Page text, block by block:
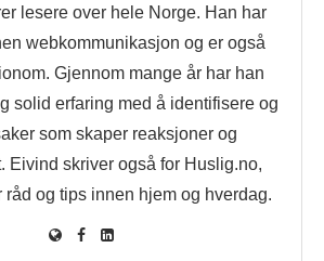
lesere over hele Norge. Han har
webkommunikasjon og er også
Gjennom mange år har han
solid erfaring med å identifisere og
som skaper reaksjoner og
Eivind skriver også for Huslig.no,
råd og tips innen hjem og hverdag.